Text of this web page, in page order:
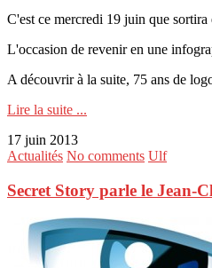
C'est ce mercredi 19 juin que
L'occasion de revenir en une
A découvrir à la suite, 75 ans de
Lire la suite ...
17 juin 2013
Actualités No comments Ulf
Secret Story parle le Jean-